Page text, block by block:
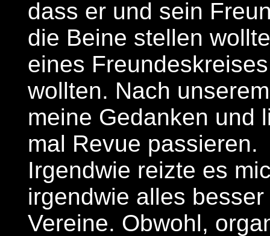
dass er und sein
die Beine stellen
eines
wollten. Nach
meine Gedanken und
mal Revue passieren.
Irgendwie reizte es
irgendwie alles
Vereine. Obwohl,